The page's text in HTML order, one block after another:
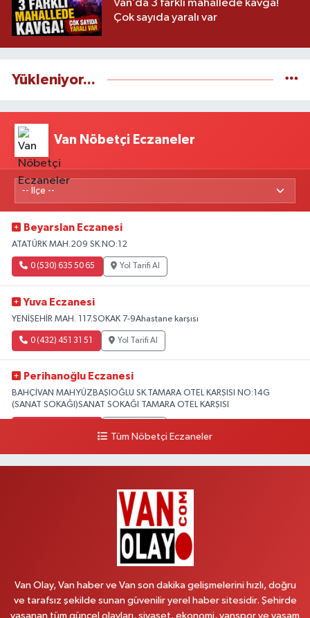
Van’da 3 farklı mahallede kavga!
Çok sayıda yaralı var
Yükleniyor...
Van Nöbetçi Eczaneler
Beyarslan Eczanesi
ATATÜRK MAH.209 SK.NO:12
0 (530) 635 50 65 Yol Tarifi Al
Yuva Eczanesi
YENİŞEHİR MAH. 117.SOKAK 7-9Ahastane karşısı
0 (432) 451 31 51 Yol Tarifi Al
Perihanoğlu Eczanesi
BAHÇİVAN MAH.YÜZBAŞIOĞLU SK.TAMARA OTEL KARŞISI NO:14G
(SANAT SOKAĞI)SANAT SOKAĞI TAMARA OTEL KARŞISI
Yol Tarifi Al
BEYAZIT MAH.ZEYLAN CADDESİ OKYANUS GİYİM YANI NO:1
Afşar Eczanesi
Tüm Nöbetçi Eczaneler
Van Olay, Van haber ve Van son dakika gelişmelerini hızlı, doğru
ve tarafsız şekilde sunan güvenilir yerel haber sitesidir. Şehirde
yaşanan tüm güncel olayları, siyaset, ekonomi, vanspor ve yaşam